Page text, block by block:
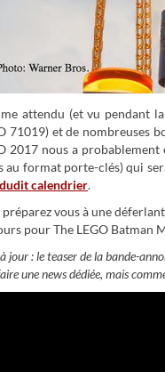
attendu (et vu pendant la
71019) et de nombreuses
2017 nous a
au format porte-clés) qui
dudit calendrier.
préparez vous à une
pour The LEGO Batman
jour : le teaser de la bande-
une news dédiée, mais